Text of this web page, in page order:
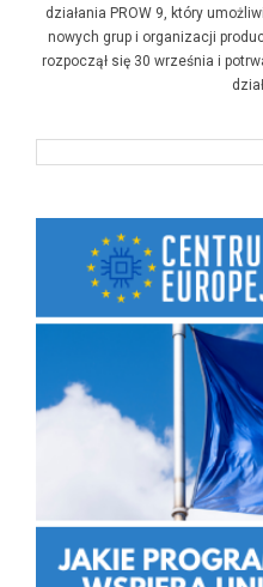
działania PROW 9, który
nowych grup i organizacji
rozpoczął się 30 września i